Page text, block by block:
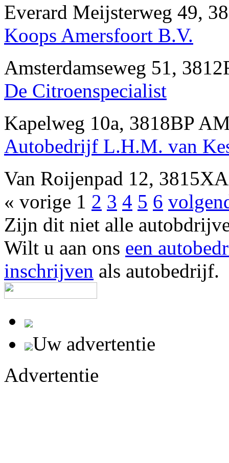
Everard Meijsterweg 49,
Koops Amersfoort B.V.
Amsterdamseweg 51,
De Citroenspecialist
Kapelweg 10a, 3818BP
Autobedrijf L.H.M. van
Van Roijenpad 12,
« vorige 1 2 3 4 5 6
Zijn dit niet alle
Wilt u aan ons een
inschrijven als autobedrijf.
Uw advertentie
Advertentie